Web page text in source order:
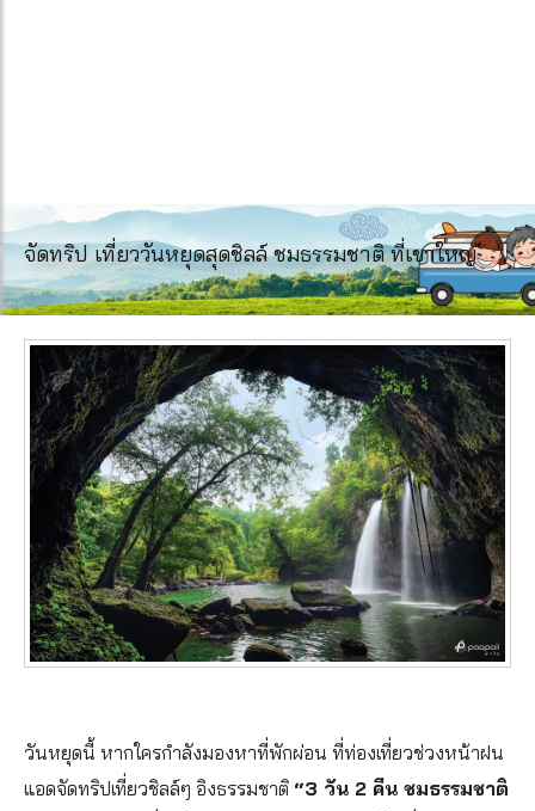
จัดทริป เที่ยววันหยุดสุดชิลล์ ชมธรรมชาติ ที่เขาใหญ่
วันหยุดนี้ หากใครกำลังมองหาที่พักผ่อน ที่ท่องเที่ยวช่วงหน้าฝน
แอดจัดทริปเที่ยวชิลล์ๆ อิงธรรมชาติ “3 วัน 2 คีน ชมธรรมชาติ